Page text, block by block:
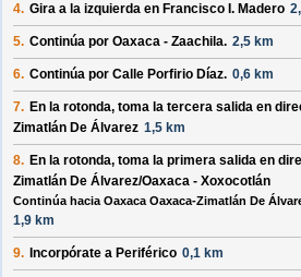
4. Gira a la izquierda en Francisco I. Madero
5. Continúa por Oaxaca - Zaachila. 2,5 km
6. Continúa por Calle Porfirio Díaz. 0,6 km
7. En la rotonda, toma la tercera salida en
Zimatlán De Álvarez 1,5 km
8. En la rotonda, toma la primera salida en
Zimatlán De Álvarez/Oaxaca - Xoxocotlán
Continúa hacia Oaxaca Oaxaca-Zimatlán De
1,9 km
9. Incorpórate a Periférico 0,1 km